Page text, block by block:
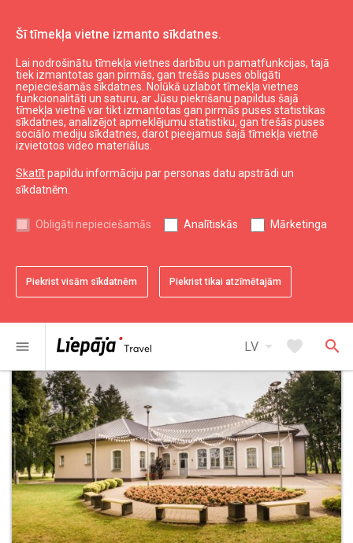
Šī tīmekļa vietne izmanto sīkdatnes.
Lai nodrošinātu tīmekļa vietnes darbību un pamatfunkcijas, tajā
tiek izmantotas gan pirmās, gan trešās puses obligāti
nepieciešamās sīkdatnes. Nolūkā uzlabot tīmekļa vietnes
funkcionalitāti un saturu, ar Jūsu piekrišanu papildus šajā
tīmekļa vietnē var tikt izmantotas gan pirmās puses statistikas
sīkdatnes, analizējot apmeklējumu statistiku, gan trešās puses
sociālo mediju sīkdatnes, darot pieejamus šajā tīmekļa vietnē
izvietotos video materiālus.
Skatītpapildu informāciju par personas datu apstrādi un
sīkdatnēm.
Obligāti nepieciešamās Analītiskās Mārketinga
Piekrist visām sīkdatnēm Piekrist tikai atzīmētajām
menu LV arrow_drop_down favorite search
Svinību vietas
Visi Pilsēta Reģions